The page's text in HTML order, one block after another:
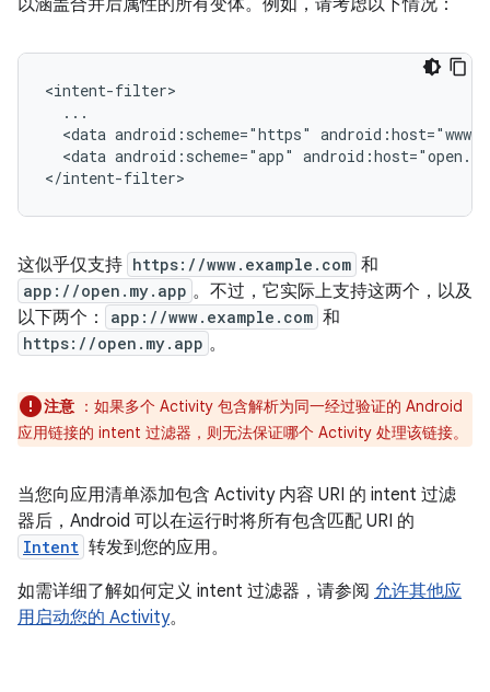
以涵盖合并后属性的所有变体。例如，请考虑以下情况：
<data android:scheme="https"
<data android:scheme="app"
这似乎仅支持 https://www.example.com 和
app://open.my.app 。不过，它实际上支持这两个，以及
以下两个：
app://www.example.com 和
https://open.my.app 。
注意 ：如果多个 Activity 包含解析为同一经过验证的 Android
应用链接的 intent 过滤器，则无法保证哪个 Activity 处理该链接。
当您向应用清单添加包含 Activity 内容 URI 的 intent 过滤
器后，Android 可以在运行时将所有包含匹配 URI 的
Intent 转发到您的应用。
如需详细了解如何定义 intent 过滤器，请参阅 允许其他应
用启动您的 Activity。